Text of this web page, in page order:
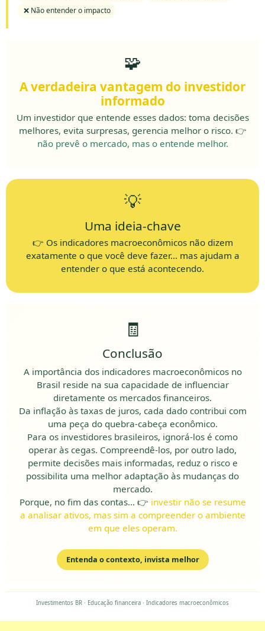
❌ Não entender o impacto
🧩
A verdadeira vantagem do investidor
informado
Um investidor que entende esses dados: toma decisões
melhores, evita surpresas, gerencia melhor o risco. 👉
não prevê o mercado, mas o entende melhor.
💡
Uma ideia-chave
👉 Os indicadores macroeconômicos não dizem
exatamente o que você deve fazer… mas ajudam a
entender o que está acontecendo.
🧾
Conclusão
A importância dos indicadores macroeconômicos no
Brasil reside na sua capacidade de influenciar
diretamente os mercados financeiros.
Da inflação às taxas de juros, cada dado contribui com
uma peça do quebra-cabeça econômico.
Para os investidores brasileiros, ignorá-los é como
operar às cegas. Compreendê-los, por outro lado,
permite decisões mais informadas, reduz o risco e
possibilita uma melhor adaptação às mudanças do
mercado.
Porque, no fim das contas… 👉 investir não se resume
a analisar ativos, mas sim a compreender o ambiente
em que eles operam.
Entenda o contexto, invista melhor
Investimentos BR · Educação financeira · Indicadores macroeconômicos